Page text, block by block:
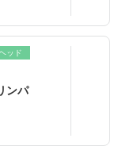
ッド
ンパ